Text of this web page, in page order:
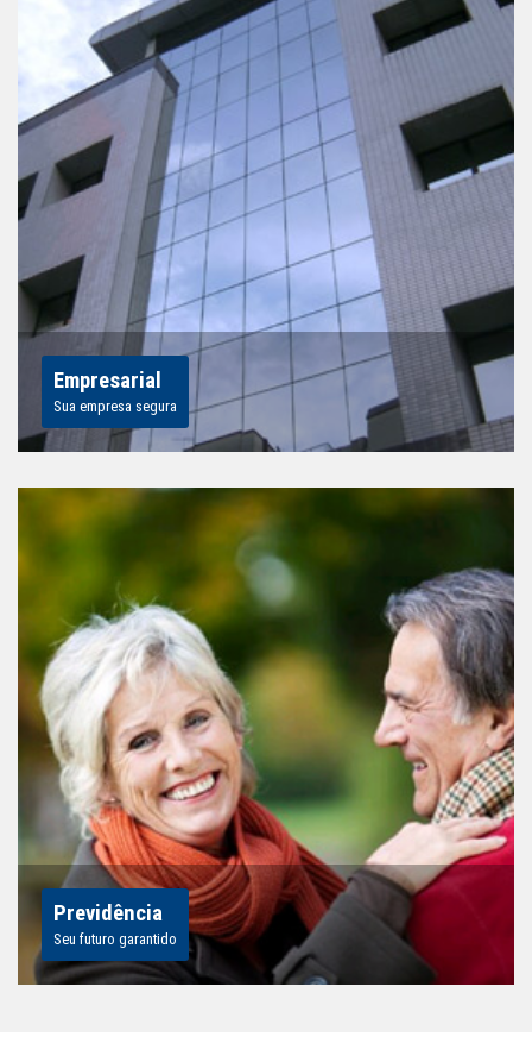
Empresarial
Sua empresa segura
Previdência
Seu futuro garantido